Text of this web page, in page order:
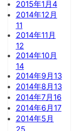
2015年1月 4
2014年12月
11
2014年11月
12
2014年10月
14
2014年9月 13
2014年8月 13
2014年7月 16
2014年6月 17
2014年5月
25